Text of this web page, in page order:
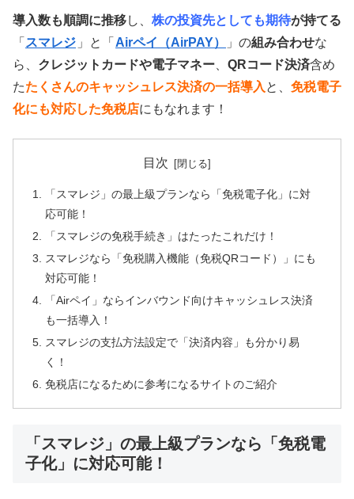
導入数も順調に推移し、 株の投資先としても期待が持てる
「 スマレジ 」と「 Airペイ（AirPAY） 」の組み合わせな
ら、 クレジットカードや電子マネー QRコード決済含め
たたくさんのキャッシュレス決済の一括導入 と、 免税電子
化にも対応した免税店にもなれます！
目次
「スマレジ」の最上級プランなら「免税電子化」に対
応可能！
「スマレジの免税手続き」はたったこれだけ！
スマレジなら「免税購入機能（免税QRコード）」にも
対応可能！
「Airペイ」ならインバウンド向けキャッシュレス決済
も一括導入！
スマレジの支払方法設定で「決済内容」も分かり易
く！
免税店になるために参考になるサイトのご紹介
「スマレジ」の最上級プランなら「免税電
子化」に対応可能！